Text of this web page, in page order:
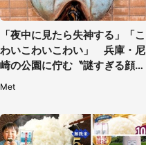
「夜中に見たら失神する」「こ
わいこわいこわい」 兵庫・尼
崎の公園に佇む〝謎すぎる顔〟
Met